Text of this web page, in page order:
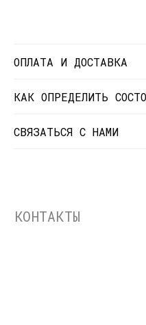
ОПЛАТА И ДОСТАВКА
КАК ОПРЕДЕЛИТЬ
СВЯЗАТЬСЯ С НАМИ